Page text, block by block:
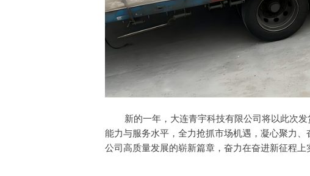
新的一年，大连青宇科技有限公司将以此次发
能力与服务水平，全力抢抓市场机遇，凝心聚力
公司高质量发展的崭新篇章，奋力在奋进新征程上